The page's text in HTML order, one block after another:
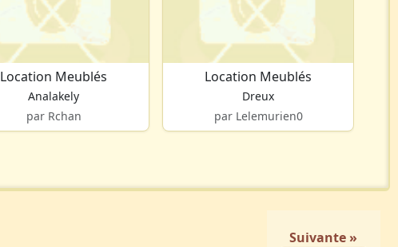
Location Meublés
Analakely
par Rchan
Location Meublés
Dreux
par Lelemurien0
Suivante »